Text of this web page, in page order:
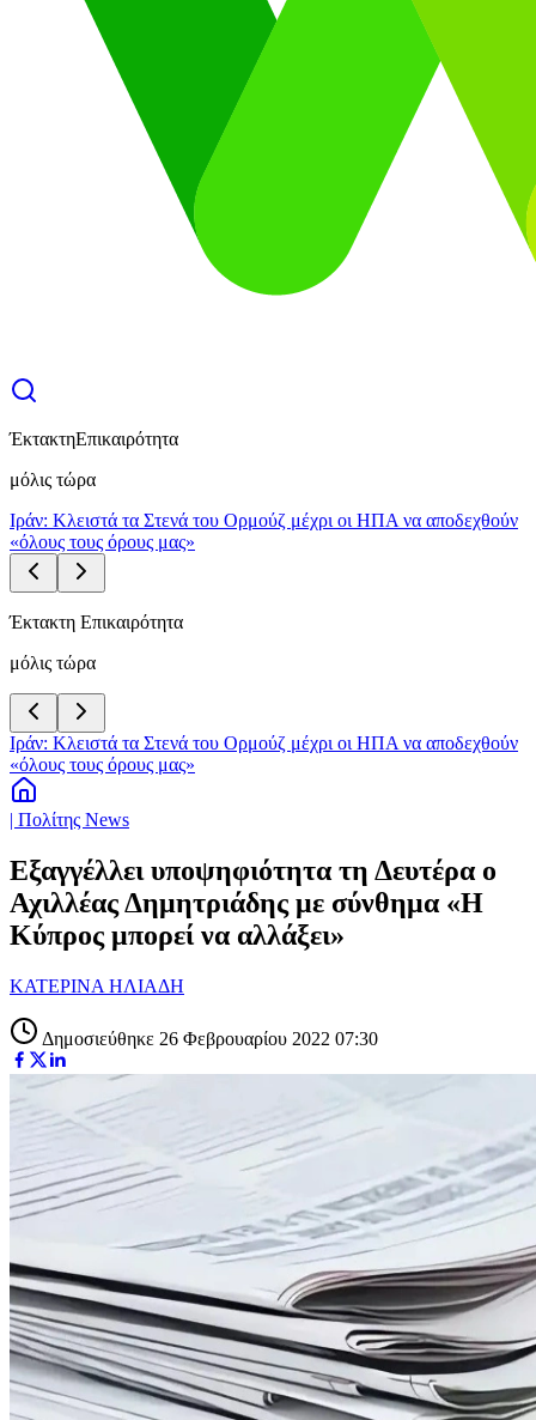
ΈκτακτηΕπικαιρότητα
μόλις τώρα
Ιράν: Κλειστά τα Στενά του Ορμούζ μέχρι οι ΗΠΑ να αποδεχθούν
«όλους τους όρους μας»
Έκτακτη Επικαιρότητα
μόλις τώρα
Ιράν: Κλειστά τα Στενά του Ορμούζ μέχρι οι ΗΠΑ να αποδεχθούν
«όλους τους όρους μας»
| Πολίτης News
Εξαγγέλλει υποψηφιότητα τη Δευτέρα ο
Αχιλλέας Δημητριάδης με σύνθημα «Η
Κύπρος μπορεί να αλλάξει»
ΚΑΤΕΡΙΝΑ ΗΛΙΑΔΗ
Δημοσιεύθηκε 26 Φεβρουαρίου 2022 07:30